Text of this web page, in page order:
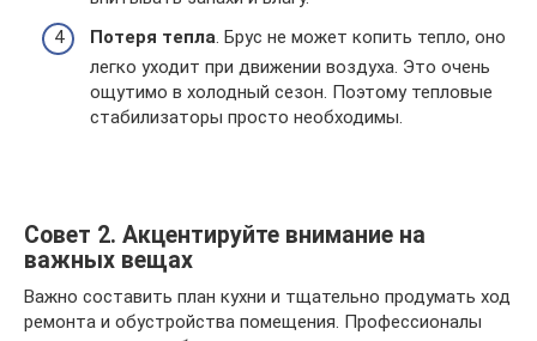
Потеря тепла. Брус не может копить тепло, оно
легко уходит при движении воздуха. Это очень
ощутимо в холодный сезон. Поэтому тепловые
стабилизаторы просто необходимы.
Совет 2. Акцентируйте внимание на
важных вещах
Важно составить план кухни и тщательно продумать ход
ремонта и обустройства помещения. Профессионалы